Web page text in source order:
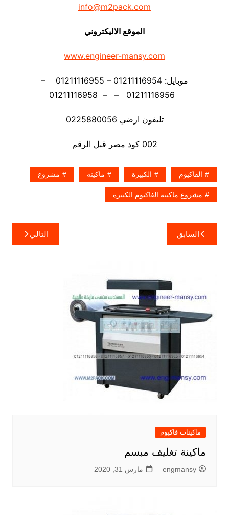
info@m2pack.com
الموقع الاليكتروني
www.engineer-mansy.com
موبايل: 01211116954 – 01211116955 –
تليفون ارضي 0225880056
002 كود مصر قبل الرقم
الفاكيوم الكبيرة ماكينه مشروع
مشروع ماكينه الفاكيوم الكبيرة
تصفّح
المقالات
السابق التالي
ماكينات فاكيوم
ماكينة تغليف مبسم
engmansy مارس 31, 2020